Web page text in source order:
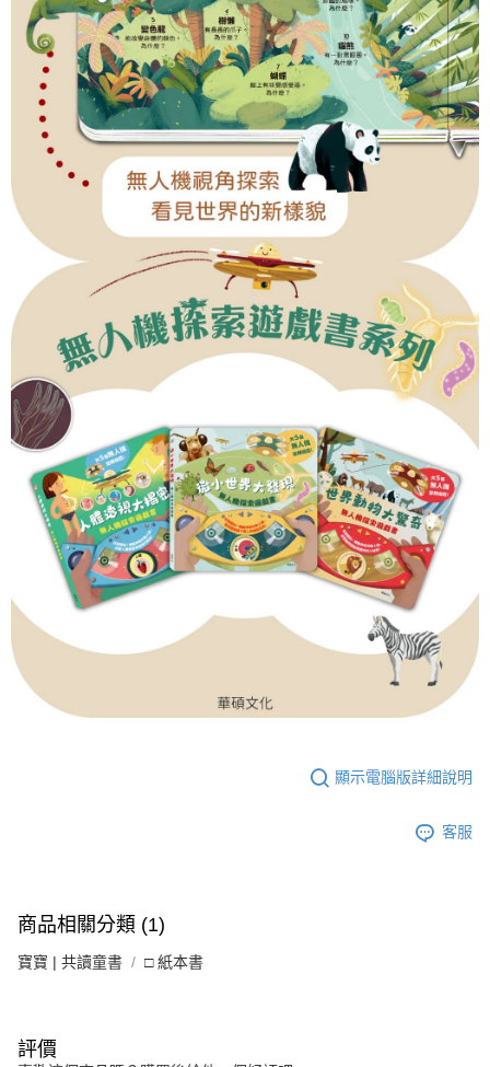
顯示電腦版詳細說明
客服
商品相關分類 (1)
寶寶 | 共讀童書 □ 紙本書
評價